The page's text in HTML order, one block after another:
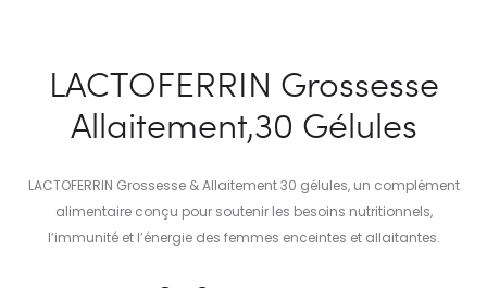
LACTOFERRIN Grossesse
Allaitement,30 Gélules
LACTOFERRIN Grossesse & Allaitement 30 gélules, un complément
alimentaire conçu pour soutenir les besoins nutritionnels,
l’immunité et l’énergie des femmes enceintes et allaitantes.